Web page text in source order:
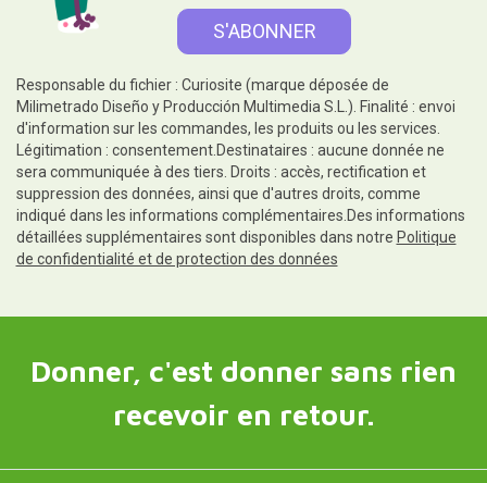
Responsable du fichier : Curiosite (marque déposée de
Milimetrado Diseño y Producción Multimedia S.L.). Finalité : envoi
d'information sur les commandes, les produits ou les services.
Légitimation : consentement.Destinataires : aucune donnée ne
sera communiquée à des tiers. Droits : accès, rectification et
suppression des données, ainsi que d'autres droits, comme
indiqué dans les informations complémentaires.Des informations
détaillées supplémentaires sont disponibles dans notre Politique
de confidentialité et de protection des données
Donner, c'est donner sans rien
recevoir en retour.